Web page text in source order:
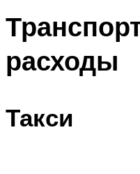
расходы
Такси